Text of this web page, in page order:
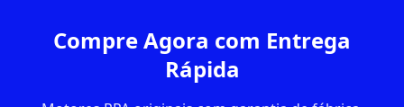
Compre Agora com Entrega
Rápida